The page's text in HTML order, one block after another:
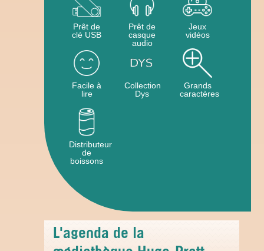
Prêt de
clé USB
Prêt de
casque
audio
Jeux
vidéos
Facile à
lire
Collection
Dys
Grands
caractères
Distributeur
de
boissons
L'agenda de la